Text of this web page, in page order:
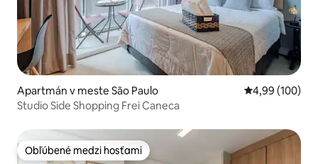
Apartmán v meste São Paulo Priemerné
4,99 (100)
Studio Side Shopping Frei Caneca
Obľúbené medzi hosťami
Obľúbené medzi hosťami